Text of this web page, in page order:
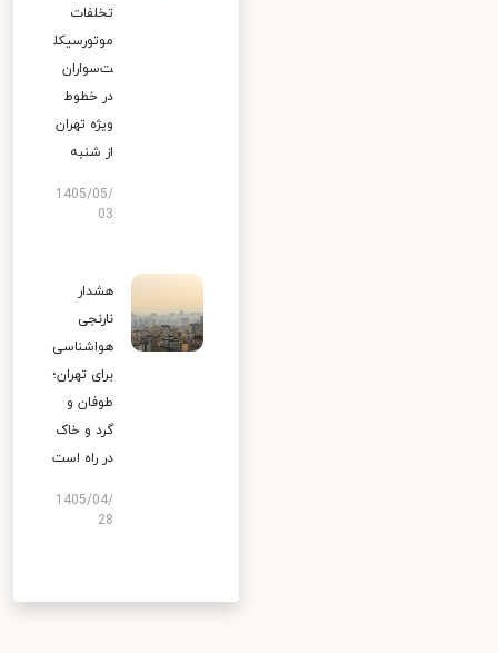
تخلفات
موتورسیکل
ت‌سواران
در خطوط
ویژه تهران
از شنبه
1405/05/
03
هشدار
نارنجی
هواشناسی
برای تهران؛
طوفان و
گرد و خاک
در راه است
1405/04/
28